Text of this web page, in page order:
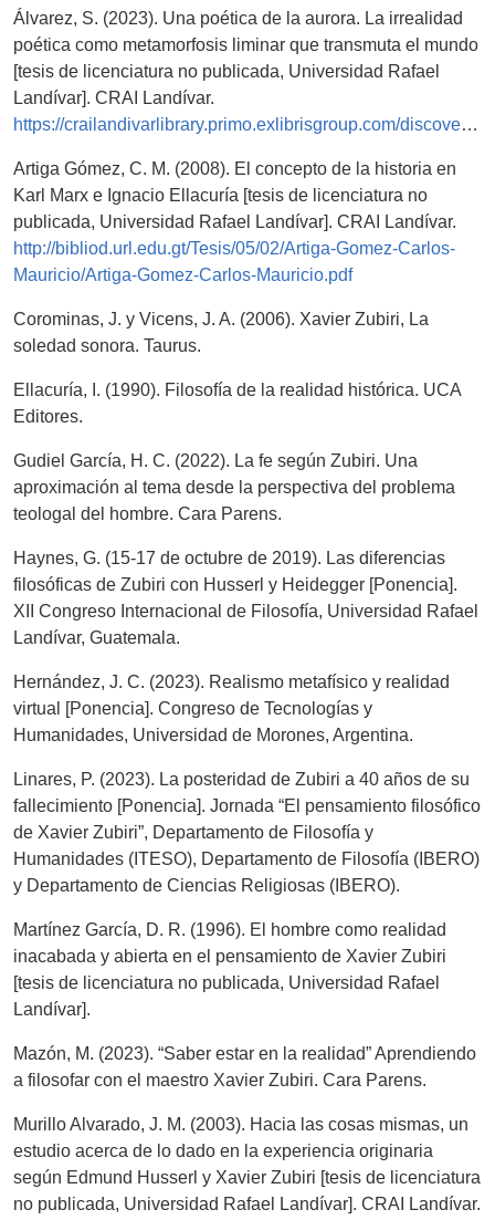
Álvarez, S. (2023). Una poética de la aurora. La irrealidad
poética como metamorfosis liminar que transmuta el mundo
[tesis de licenciatura no publicada, Universidad Rafael
Landívar]. CRAI Landívar.
https://crailandivarlibrary.primo.exlibrisgroup.com/discovery/delivery/502URL_INST:502URL/12106214280007696
Artiga Gómez, C. M. (2008). El concepto de la historia en
Karl Marx e Ignacio Ellacuría [tesis de licenciatura no
publicada, Universidad Rafael Landívar]. CRAI Landívar.
http://bibliod.url.edu.gt/Tesis/05/02/Artiga-Gomez-Carlos-
Mauricio/Artiga-Gomez-Carlos-Mauricio.pdf
Corominas, J. y Vicens, J. A. (2006). Xavier Zubiri, La
soledad sonora. Taurus.
Ellacuría, I. (1990). Filosofía de la realidad histórica. UCA
Editores.
Gudiel García, H. C. (2022). La fe según Zubiri. Una
aproximación al tema desde la perspectiva del problema
teologal del hombre. Cara Parens.
Haynes, G. (15-17 de octubre de 2019). Las diferencias
filosóficas de Zubiri con Husserl y Heidegger [Ponencia].
XII Congreso Internacional de Filosofía, Universidad Rafael
Landívar, Guatemala.
Hernández, J. C. (2023). Realismo metafísico y realidad
virtual [Ponencia]. Congreso de Tecnologías y
Humanidades, Universidad de Morones, Argentina.
Linares, P. (2023). La posteridad de Zubiri a 40 años de su
fallecimiento [Ponencia]. Jornada “El pensamiento filosófico
de Xavier Zubiri”, Departamento de Filosofía y
Humanidades (ITESO), Departamento de Filosofía (IBERO)
y Departamento de Ciencias Religiosas (IBERO).
Martínez García, D. R. (1996). El hombre como realidad
inacabada y abierta en el pensamiento de Xavier Zubiri
[tesis de licenciatura no publicada, Universidad Rafael
Landívar].
Mazón, M. (2023). “Saber estar en la realidad” Aprendiendo
a filosofar con el maestro Xavier Zubiri. Cara Parens.
Murillo Alvarado, J. M. (2003). Hacia las cosas mismas, un
estudio acerca de lo dado en la experiencia originaria
según Edmund Husserl y Xavier Zubiri [tesis de licenciatura
no publicada, Universidad Rafael Landívar]. CRAI Landívar.